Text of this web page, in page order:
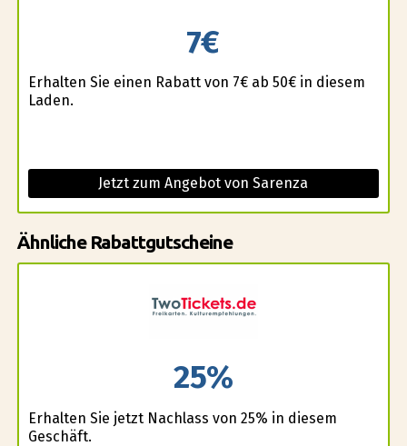
7€
Erhalten Sie einen Rabatt von 7€ ab 50€ in diesem
Laden.
Jetzt zum Angebot von Sarenza
Ähnliche Rabattgutscheine
25%
Erhalten Sie jetzt Nachlass von 25% in diesem
Geschäft.